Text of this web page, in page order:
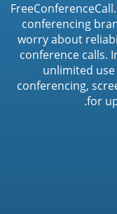
conferencing
worry about
conference calls.
unlimited
conferencing,
for